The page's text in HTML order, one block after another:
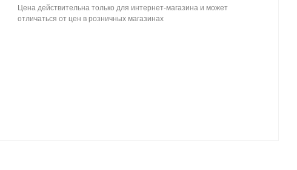
Цена действительна только для интернет-магазина и может
отличаться от цен в розничных магазинах